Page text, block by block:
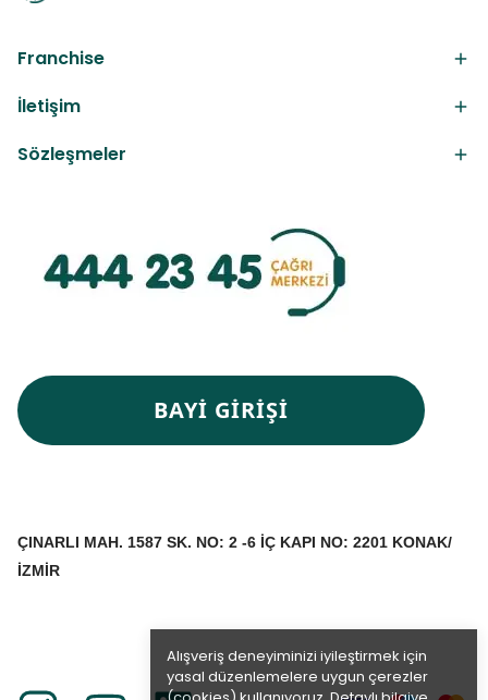
Alışveriş deneyiminizi iyileştirmek için
yasal düzenlemelere uygun çerezler
Franchise
İletişim
Sözleşmeler
BAYİ GİRİŞİ
ÇINARLI MAH. 1587 SK. NO: 2 -6 İÇ KAPI NO: 2201 KONAK/
İZMİR